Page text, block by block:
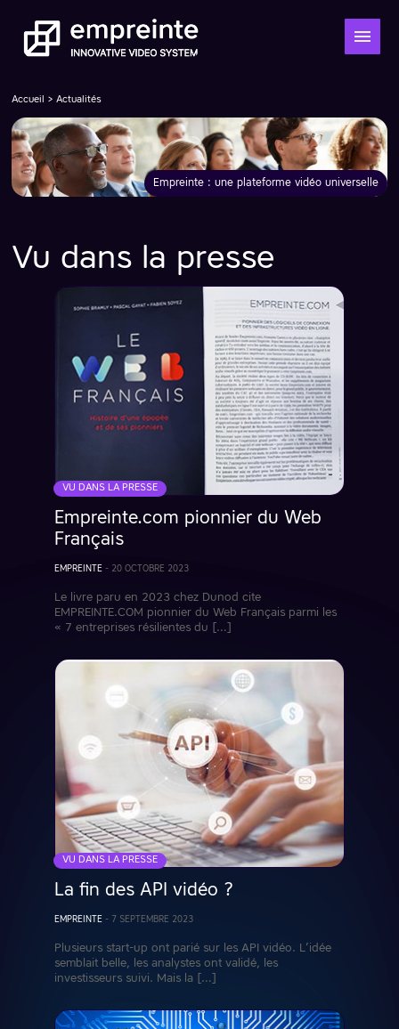
Accueil >Actualités
Empreinte : une plateforme vidéo universelle
Vu dans la presse
VU DANS LA PRESSE
Empreinte.com pionnier du Web
Français
EMPREINTE - 20 OCTOBRE 2023
Le livre paru en 2023 chez Dunod cite
EMPREINTE.COM pionnier du Web Français parmi les
« 7 entreprises résilientes du […]
VU DANS LA PRESSE
La fin des API vidéo ?
EMPREINTE- 7 SEPTEMBRE 2023
Plusieurs start-up ont parié sur les API vidéo. L’idée
semblait belle, les analystes ont validé, les
investisseurs suivi. Mais la […]